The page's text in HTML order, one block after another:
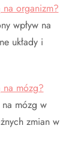
na organizm?
wpływ na
układy i
na mózg?
mózg w
zmian w